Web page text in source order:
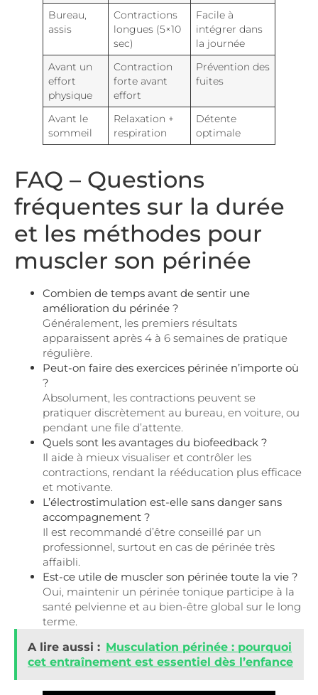
Bureau,
assis
Contractions
longues (5×10
sec)
Facile à
intégrer dans
la journée
Avant un
effort
physique
Contraction
forte avant
effort
Prévention des
fuites
Avant le
sommeil
Relaxation +
respiration
Détente
optimale
FAQ – Questions
fréquentes sur la durée
et les méthodes pour
muscler son périnée
Combien de temps avant de sentir une
amélioration du périnée ?
Généralement, les premiers résultats
apparaissent après 4 à 6 semaines de pratique
régulière.
Peut-on faire des exercices périnée n’importe où
?
Absolument, les contractions peuvent se
pratiquer discrètement au bureau, en voiture, ou
pendant une file d’attente.
Quels sont les avantages du biofeedback ?
Il aide à mieux visualiser et contrôler les
contractions, rendant la rééducation plus efficace
et motivante.
L’électrostimulation est-elle sans danger sans
accompagnement ?
Il est recommandé d’être conseillé par un
professionnel, surtout en cas de périnée très
affaibli.
Est-ce utile de muscler son périnée toute la vie ?
Oui, maintenir un périnée tonique participe à la
santé pelvienne et au bien-être global sur le long
terme.
A lire aussi : Musculation périnée : pourquoi
cet entraînement est essentiel dès l’enfance